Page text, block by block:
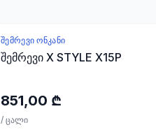
ᲨᲔᲛᲠᲔᲕᲘ ᲝᲜᲙᲐᲜᲘ
შემრევი X STYLE X15P
851,00 ₾
/ ცალი